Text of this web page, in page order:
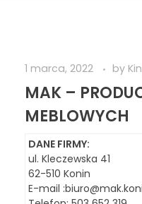
1 marca, 2022 by
MAK –
MEBLOWYCH
DANE FIRMY:
ul. Kleczewska 41
62-510 Konin
E-mail :